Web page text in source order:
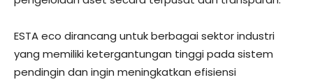
ESTA eco dirancang untuk berbagai sektor industri
yang memiliki ketergantungan tinggi pada sistem
pendingin dan ingin meningkatkan efisiensi